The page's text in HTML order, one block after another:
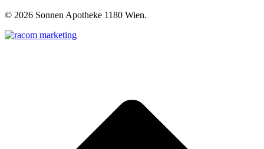
© 2026 Sonnen Apotheke 1180 Wien.